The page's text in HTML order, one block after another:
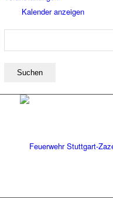
Kalender anzeigen
Suchen